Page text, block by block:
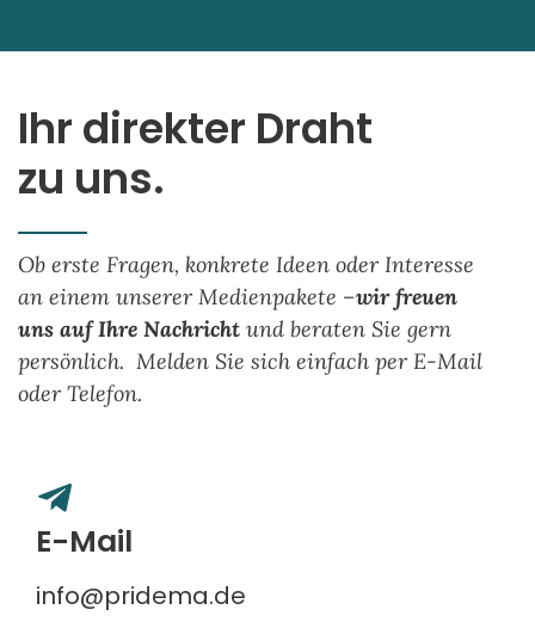
Ihr direkter Draht
zu uns.
Ob erste Fragen, konkrete Ideen oder Interesse
an einem unserer Medienpakete –wir freuen
uns auf Ihre Nachrichtund beraten Sie gern
persönlich. Melden Sie sich einfach per E-Mail
oder Telefon.
E-Mail
info@pridema.de